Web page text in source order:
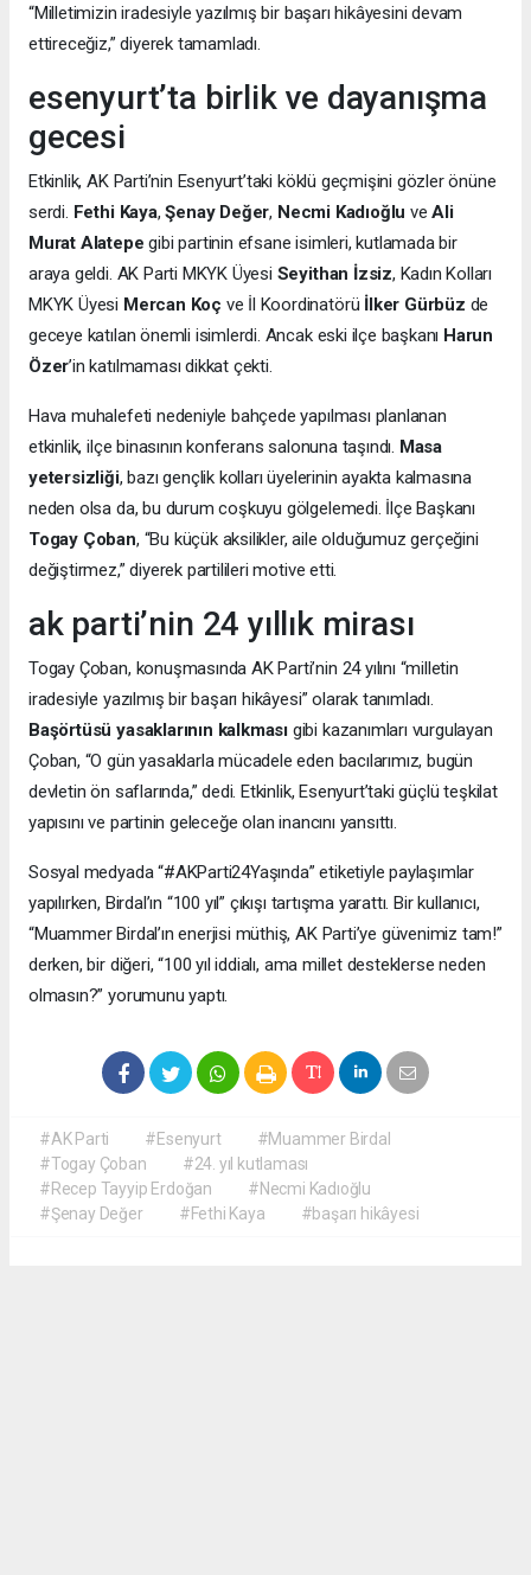
“Milletimizin iradesiyle yazılmış bir başarı hikâyesini devam
ettireceğiz,” diyerek tamamladı.
esenyurt’ta birlik ve dayanışma
gecesi
Etkinlik, AK Parti’nin Esenyurt’taki köklü geçmişini gözler önüne
serdi. Fethi Kaya,Şenay Değer, Necmi Kadıoğlu veAli
Murat Alatepe gibi partinin efsane isimleri, kutlamada bir
araya geldi. AK Parti MKYK Üyesi Seyithan İzsiz, Kadın Kolları
MKYK Üyesi Mercan Koç ve İl Koordinatörü İlker Gürbüz de
geceye katılan önemli isimlerdi. Ancak eski ilçe başkanı Harun
Özer’in katılmaması dikkat çekti.
Hava muhalefeti nedeniyle bahçede yapılması planlanan
etkinlik, ilçe binasının konferans salonuna taşındı. Masa
yetersizliği, bazı gençlik kolları üyelerinin ayakta kalmasına
neden olsa da, bu durum coşkuyu gölgelemedi. İlçe Başkanı
Togay Çoban, “Bu küçük aksilikler, aile olduğumuz gerçeğini
değiştirmez,” diyerek partilileri motive etti.
ak parti’nin 24 yıllık mirası
Togay Çoban, konuşmasında AK Parti’nin 24 yılını “milletin
iradesiyle yazılmış bir başarı hikâyesi” olarak tanımladı.
Başörtüsü yasaklarının kalkması gibi kazanımları vurgulayan
Çoban, “O gün yasaklarla mücadele eden bacılarımız, bugün
devletin ön saflarında,” dedi. Etkinlik, Esenyurt’taki güçlü teşkilat
yapısını ve partinin geleceğe olan inancını yansıttı.
Sosyal medyada “#AKParti24Yaşında” etiketiyle paylaşımlar
yapılırken, Birdal’ın “100 yıl” çıkışı tartışma yarattı. Bir kullanıcı,
“Muammer Birdal’ın enerjisi müthiş, AK Parti’ye güvenimiz tam!”
derken, bir diğeri, “100 yıl iddialı, ama millet desteklerse neden
olmasın?” yorumunu yaptı.
#AK Parti #Esenyurt
#Muammer Birdal
#Togay Çoban
#24. yıl kutlaması
#Recep Tayyip Erdoğan
#Necmi Kadıoğlu
#Şenay Değer
#Fethi Kaya #başarı hikâyesi